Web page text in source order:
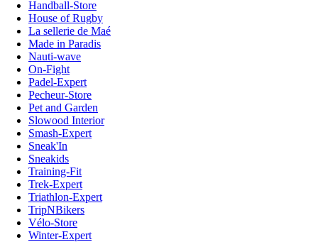
Handball-Store
House of Rugby
La sellerie de Maé
Made in Paradis
Nauti-wave
On-Fight
Padel-Expert
Pecheur-Store
Pet and Garden
Slowood Interior
Smash-Expert
Sneak'In
Sneakids
Training-Fit
Trek-Expert
Triathlon-Expert
TripNBikers
Vélo-Store
Winter-Expert